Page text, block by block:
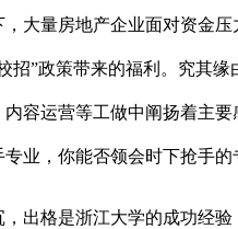
量房地产企业面对资金压
招”政策带来的福利。究其
容运营等工做中阐扬着主
业，你能否领会时下抢手
格是浙江大学的成功经验